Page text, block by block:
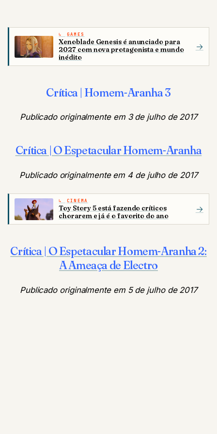
GAMES
Xenoblade Genesis é anunciado para
2027 com nova protagonista e mundo
inédito
→
Crítica | Homem-Aranha 3
Publicado originalmente em 3 de julho de 2017
Crítica | O Espetacular Homem-Aranha
Publicado originalmente em 4 de julho de 2017
CINEMA
Toy Story 5 está fazendo críticos
chorarem e já é o favorito do ano
→
Crítica | O Espetacular Homem-Aranha 2:
A Ameaça de Electro
Publicado originalmente em 5 de julho de 2017